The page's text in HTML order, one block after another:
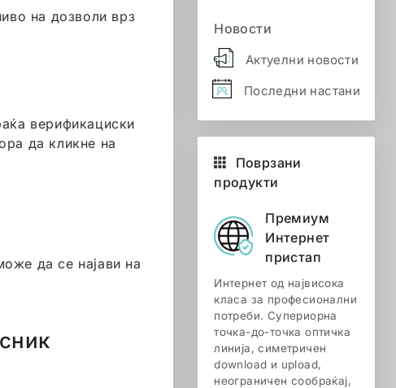
на дозволи врз
верификациски
да кликне на
да се најави на
Новости
Актуелни новости
Последни настани
Поврзани
продукти
Премиум
Интернет
пристап
Интернет од највисока
класа за професионални
потреби. Супериорна
точка-до-точка оптичка
линија, симетричен
download и upload,
неограничен сообраќај,